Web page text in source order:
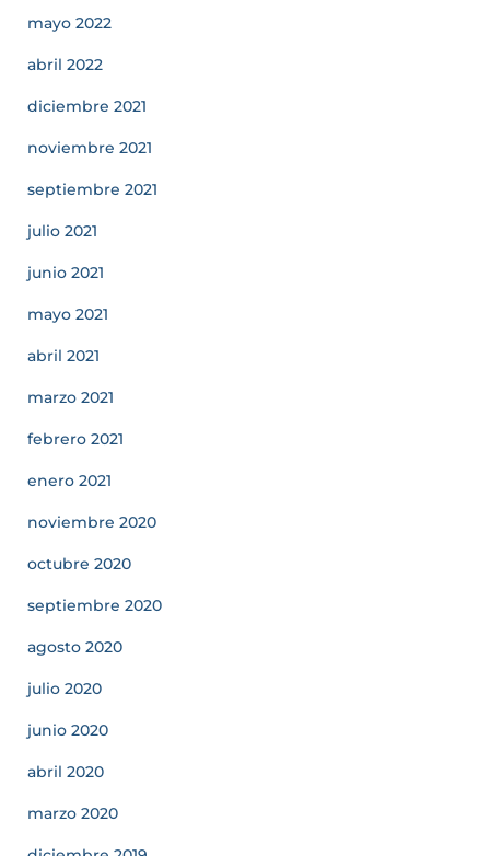
mayo 2022
abril 2022
diciembre 2021
noviembre 2021
septiembre 2021
julio 2021
junio 2021
mayo 2021
abril 2021
marzo 2021
febrero 2021
enero 2021
noviembre 2020
octubre 2020
septiembre 2020
agosto 2020
julio 2020
junio 2020
abril 2020
marzo 2020